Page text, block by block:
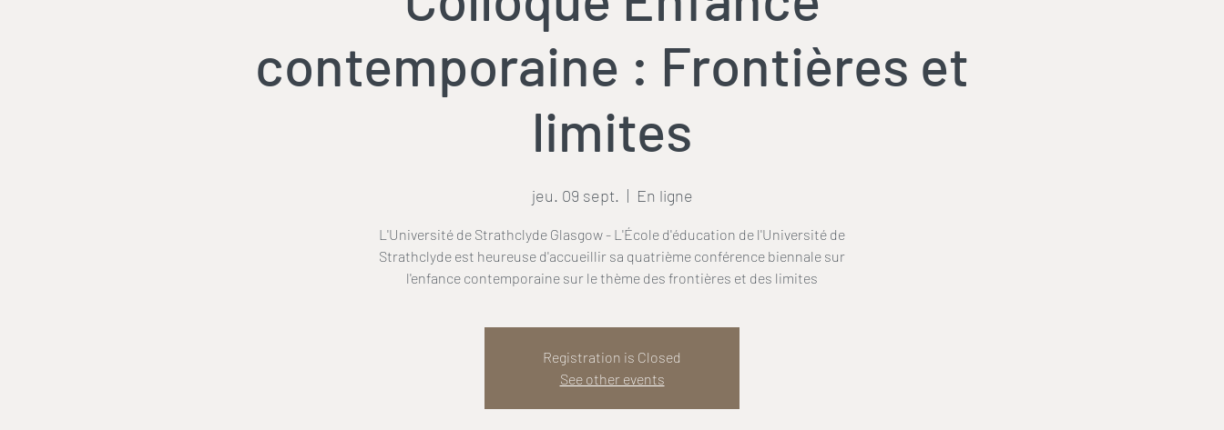
contemporaine : Frontières et
limites
jeu. 09 sept.
  |
En ligne
L'Université de Strathclyde Glasgow - L'École d'éducation de l'Université de
Strathclyde est heureuse d'accueillir sa quatrième conférence biennale sur
l'enfance contemporaine sur le thème des frontières et des limites
Registration is Closed
See other events